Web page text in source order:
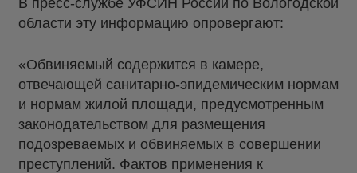
В пресс-службе УФСИН России по Вологодской
области эту информацию опровергают:
«Обвиняемый содержится в камере,
отвечающей санитарно-эпидемическим нормам
и нормам жилой площади, предусмотренным
законодательством для размещения
подозреваемых и обвиняемых в совершении
преступлений. Фактов применения к